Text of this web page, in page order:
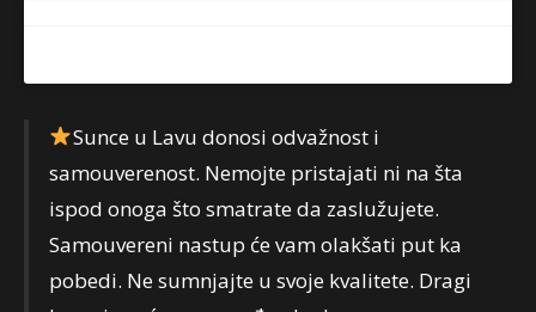
Sunce u Lavu donosi odvažnost i
samouverenost. Nemojte pristajati ni na šta
ispod onoga što smatrate da zaslužujete.
Samouvereni nastup će vam olakšati put ka
pobedi. Ne sumnjajte u svoje kvalitete. Dragi